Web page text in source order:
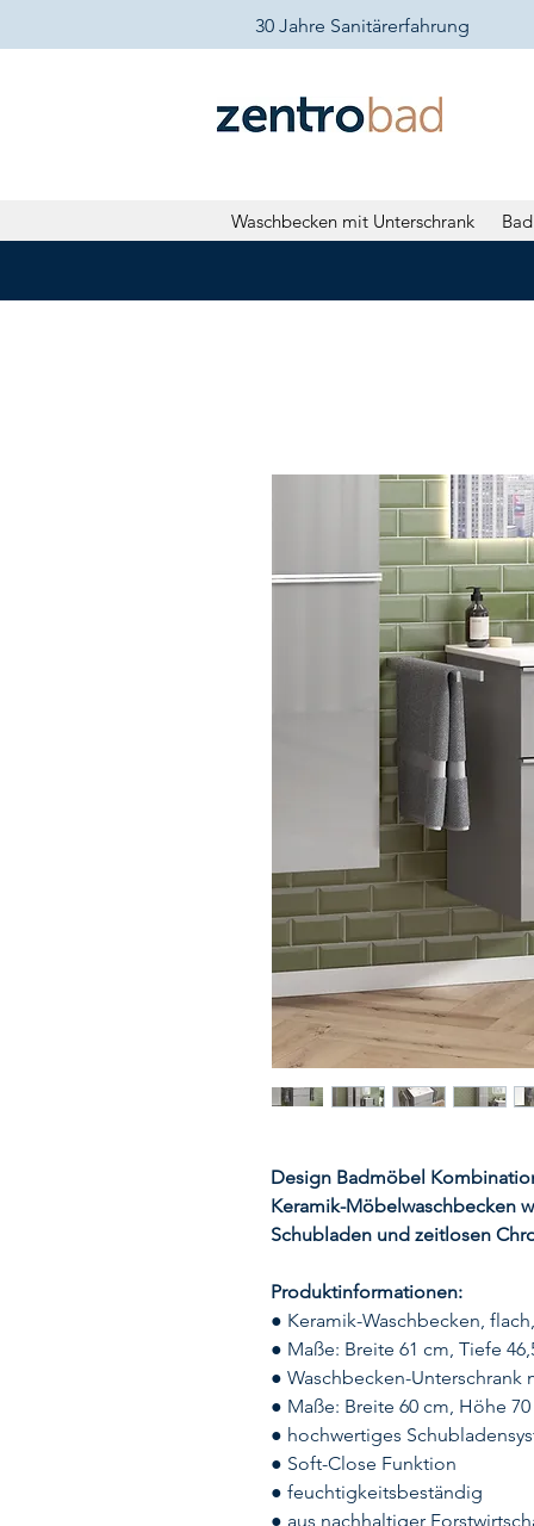
30 Jahre Sanitärerfahrung
Waschbecken mit Unterschrank
Design Badmöbel
Keramik-Möbelwaschbecken
Schubladen und zeitlosen
Produktinformationen:
● Keramik-Waschbecken,
● Maße: Breite 61 cm, Tiefe
● Waschbecken-Unterschrank
● Maße: Breite 60 cm, Höhe
● hochwertiges
● Soft-Close Funktion
● feuchtigkeitsbeständig
● aus nachhaltiger